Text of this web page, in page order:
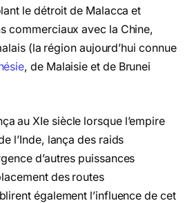
le détroit de Malacca et
commerciaux avec la Chine,
(la région aujourd’hui connue
, de Malaisie et de Brunei
au XIe siècle lorsque l’empire
l’Inde, lança des raids
d’autres puissances
des routes
également l’influence de cet